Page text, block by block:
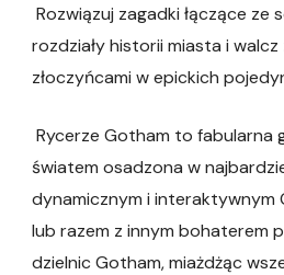
Rozwiązuj zagadki łączące ze
rozdziały historii miasta i walcz
złoczyńcami w epickich
Rycerze Gotham to fabularna
światem osadzona w
dynamicznym i interaktywnym
lub razem z innym bohaterem
dzielnic Gotham, miażdżąc